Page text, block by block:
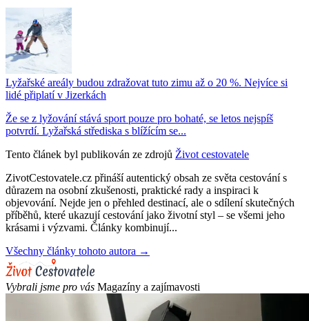
Lyžařské areály budou zdražovat tuto zimu až o 20 %. Nejvíce si
lidé připlatí v Jizerkách
Že se z lyžování stává sport pouze pro bohaté, se letos nejspíš
potvrdí. Lyžařská střediska s blížícím se...
Tento článek byl publikován ze zdrojů Život cestovatele
ZivotCestovatele.cz přináší autentický obsah ze světa cestování s
důrazem na osobní zkušenosti, praktické rady a inspiraci k
objevování. Nejde jen o přehled destinací, ale o sdílení skutečných
příběhů, které ukazují cestování jako životní styl – se všemi jeho
krásami i výzvami. Články kombinují...
Všechny články tohoto autora →
Vybrali jsme pro vás Magazíny a zajímavosti